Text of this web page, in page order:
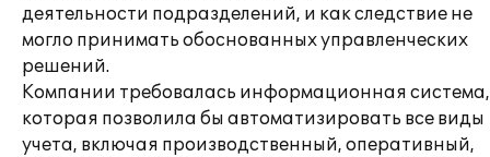
деятельности подразделений, и как следствие не
могло принимать обоснованных управленческих
решений.
Компании требовалась информационная система,
которая позволила бы автоматизировать все виды
учета, включая производственный, оперативный,